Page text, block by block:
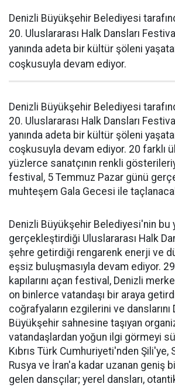
Denizli Büyükşehir Belediyesi
20. Uluslararası Halk Dansları
yanında adeta bir kültür şöleni
coşkusuyla devam ediyor.
Denizli Büyükşehir Belediyesi
20. Uluslararası Halk Dansları
yanında adeta bir kültür şöleni
coşkusuyla devam ediyor. 20 farklı
yüzlerce sanatçının renkli
festival, 5 Temmuz Pazar günü
muhteşem Gala Gecesi ile
Denizli Büyükşehir Belediyesi'nin bu
gerçekleştirdiği Uluslararası Halk
şehre getirdiği rengarenk enerji ve
eşsiz buluşmasıyla devam ediyor.
kapılarını açan festival, Denizli
on binlerce vatandaşı bir araya
coğrafyaların ezgilerini ve danslarını
Büyükşehir sahnesine taşıyan
vatandaşlardan yoğun ilgi görmeyi
Kıbrıs Türk Cumhuriyeti'nden Şili'ye,
Rusya ve İran'a kadar uzanan geniş
gelen dansçılar; yerel dansları,